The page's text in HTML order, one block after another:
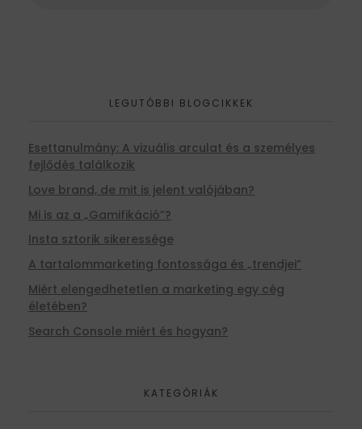
LEGUTÓBBI BLOGCIKKEK
Esettanulmány: A vizuális arculat és a személyes
fejlődés találkozik
Love brand, de mit is jelent valójában?
Mi is az a „Gamifikáció”?
Insta sztorik sikeressége
A tartalommarketing fontossága és „trendjei”
Miért elengedhetetlen a marketing egy cég
életében?
Search Console miért és hogyan?
KATEGÓRIÁK